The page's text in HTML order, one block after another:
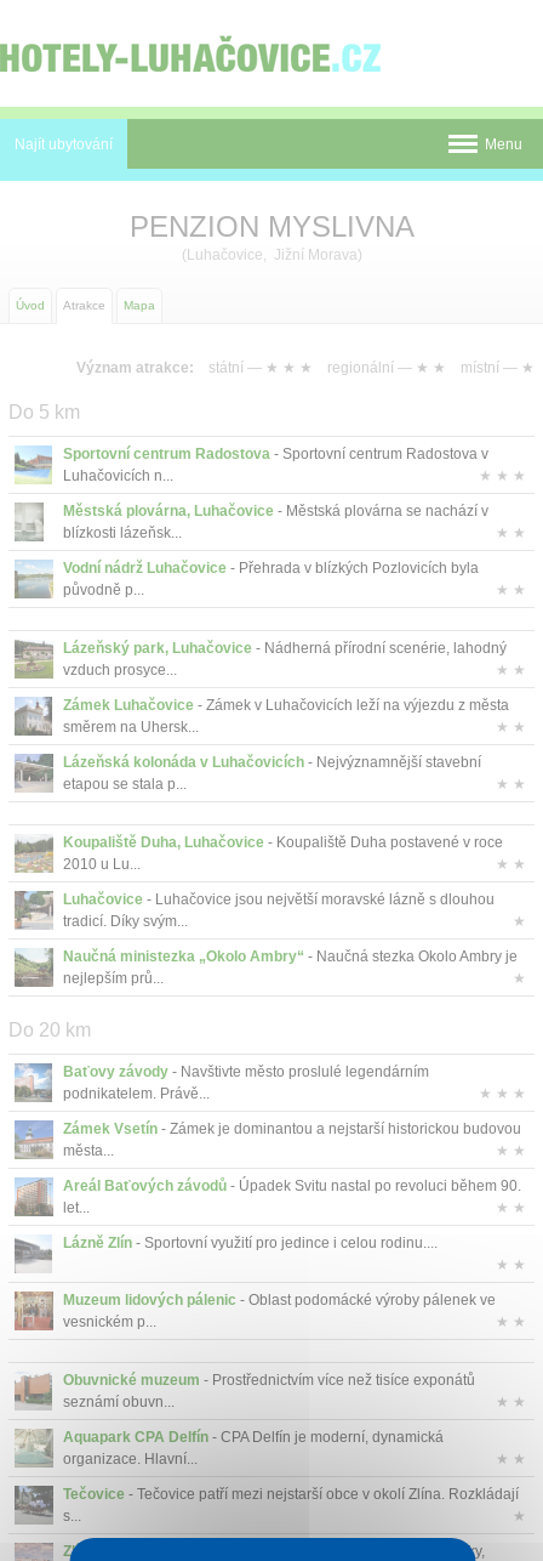
Najít ubytování
Atrakce
O nás
Kontakt
Menu
PENZION MYSLIVNA
(Luhačovice, Jižní Morava)
Úvod Atrakce Mapa
Význam atrakce: státní — ★ ★ ★ regionální — ★ ★ místní — ★
Do 5 km
Sportovní centrum Radostova - Sportovní centrum Radostova v
Luhačovicích n...
★ ★ ★
Městská plovárna, Luhačovice - Městská plovárna se nachází v
blízkosti lázeňsk...
★ ★
Vodní nádrž Luhačovice - Přehrada v blízkých Pozlovicích byla
původně p...
★ ★
Lázeňský park, Luhačovice - Nádherná přírodní scenérie, lahodný
vzduch prosyce...
★ ★
Zámek Luhačovice - Zámek v Luhačovicích leží na výjezdu z města
směrem na Uhersk...
★ ★
Lázeňská kolonáda v Luhačovicích - Nejvýznamnější stavební
etapou se stala p...
★ ★
Koupaliště Duha, Luhačovice - Koupaliště Duha postavené v roce
2010 u Lu...
★ ★
Luhačovice - Luhačovice jsou největší moravské lázně s dlouhou
tradicí. Díky svým...
★
Naučná ministezka „Okolo Ambry“ - Naučná stezka Okolo Ambry je
nejlepším prů...
★
Do 20 km
Baťovy závody - Navštivte město proslulé legendárním
podnikatelem. Právě...
★ ★ ★
Zámek Vsetín - Zámek je dominantou a nejstarší historickou budovou
města...
★ ★
Areál Baťových závodů - Úpadek Svitu nastal po revoluci během 90.
let...
★ ★
Lázně Zlín - Sportovní využití pro jedince i celou rodinu....
★ ★
Muzeum lidových pálenic - Oblast podomácké výroby pálenek ve
vesnickém p...
★ ★
Obuvnické muzeum - Prostřednictvím více než tisíce exponátů
seznámí obuvn...
★ ★
Aquapark CPA Delfín - CPA Delfín je moderní, dynamická
organizace. Hlavní...
★ ★
Tečovice - Tečovice patří mezi nejstarší obce v okolí Zlína. Rozkládají
s...
★
Zlín
- Ve zlíně se nachází mnoho památek. Muzea, hrady, zámky,